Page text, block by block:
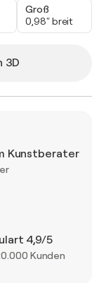
Groß
0,98" breit
3D
Kunstberater
4,9/5
Kunden